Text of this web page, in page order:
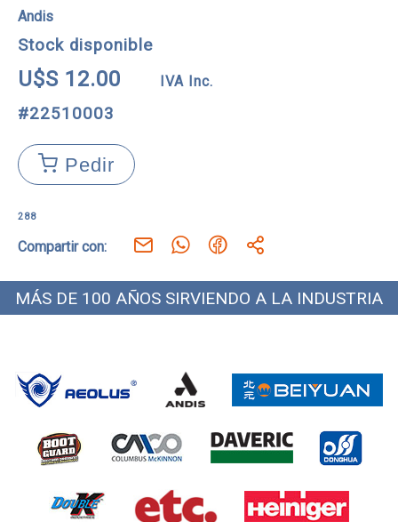
Andis
Stock disponible
U$S 12.00 IVA Inc.
#22510003
Pedir
288
Compartir con:
MÁS DE 100 AÑOS SIRVIENDO A LA INDUSTRIA